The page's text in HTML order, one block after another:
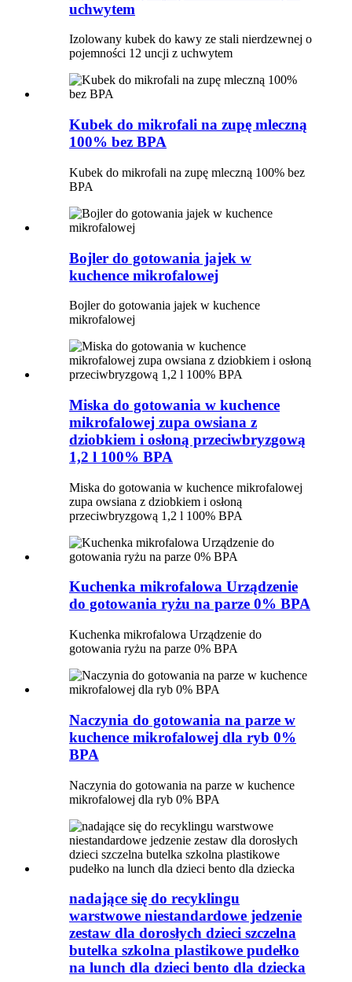
uchwytem
Izolowany kubek do kawy ze stali nierdzewnej o
pojemności 12 uncji z uchwytem
Kubek do mikrofali na zupę mleczną
100% bez BPA
Kubek do mikrofali na zupę mleczną 100% bez
BPA
Bojler do gotowania jajek w
kuchence mikrofalowej
Bojler do gotowania jajek w kuchence
mikrofalowej
Miska do gotowania w kuchence
mikrofalowej zupa owsiana z
dziobkiem i osłoną przeciwbryzgową
1,2 l 100% BPA
Miska do gotowania w kuchence mikrofalowej
zupa owsiana z dziobkiem i osłoną
przeciwbryzgową 1,2 l 100% BPA
Kuchenka mikrofalowa Urządzenie
do gotowania ryżu na parze 0% BPA
Kuchenka mikrofalowa Urządzenie do
gotowania ryżu na parze 0% BPA
Naczynia do gotowania na parze w
kuchence mikrofalowej dla ryb 0%
BPA
Naczynia do gotowania na parze w kuchence
mikrofalowej dla ryb 0% BPA
nadające się do recyklingu
warstwowe niestandardowe jedzenie
zestaw dla dorosłych dzieci szczelna
butelka szkolna plastikowe pudełko
na lunch dla dzieci bento dla dziecka